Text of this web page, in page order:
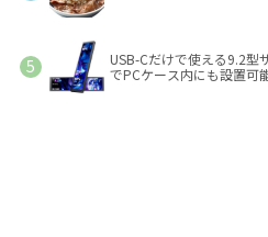
USB-Cだけで使える9.2
でPCケース内にも設置可